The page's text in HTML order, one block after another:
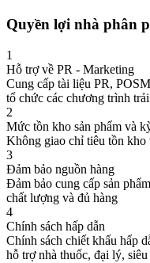
Quyền lợi nhà phân
1
Hỗ trợ về PR - Marketing
Cung cấp tài liệu PR,
tổ chức các chương trình
2
Mức tồn kho sản phẩm và
Không giao chỉ tiêu tồn kho
3
Đảm bảo nguồn hàng
Đảm bảo cung cấp sản
chất lượng và đủ hàng
4
Chính sách hấp dẫn
Chính sách chiết khấu hấp
hỗ trợ nhà thuốc, đại lý, siêu